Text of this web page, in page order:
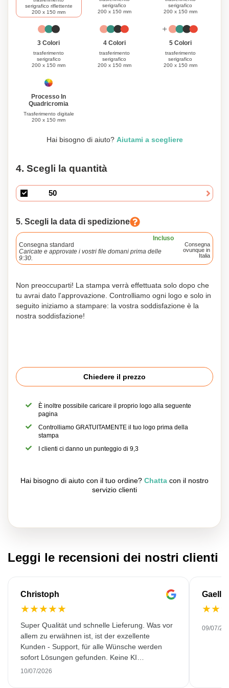
serigrafico riflettente
200 x 150 mm
serigrafico
200 x 150 mm
serigrafico
200 x 150 mm
3 Colori
trasferimento
serigrafico
200 x 150 mm
4 Colori
trasferimento
serigrafico
200 x 150 mm
5 Colori
trasferimento
serigrafico
200 x 150 mm
Processo In
Quadricromia
Trasferimento digitale
200 x 150 mm
Hai bisogno di aiuto? Aiutami a scegliere
4. Scegli la quantità
5. Scegli la data di spedizione
Incluso
Consegna standard
Caricate e approvate i vostri file domani prima delle
9:30.
Consegna
ovunque in
Italia
Non preoccuparti! La stampa verrà effettuata solo dopo che
tu avrai dato l'approvazione. Controlliamo ogni logo e solo in
seguito iniziamo a stampare: la vostra soddisfazione è la
nostra soddisfazione!
Chiedere il prezzo
È inoltre possibile caricare il proprio logo alla seguente
pagina
Controlliamo GRATUITAMENTE il tuo logo prima della
stampa
I clienti ci danno un punteggio di 9,3
Hai bisogno di aiuto con il tuo ordine? Chatta con il nostro
servizio clienti
Leggi le recensioni dei nostri clienti
Christoph
★★★★★
Super Qualität und schnelle Lieferung. Was vor
allem zu erwähnen ist, ist der exzellente
Kunden - Support, für alle Wünsche werden
sofort Lösungen gefunden. Keine KI
Gespräche. Sehr selten heutzutage. Top
10/07/2026
Gaelle
★★
09/07/